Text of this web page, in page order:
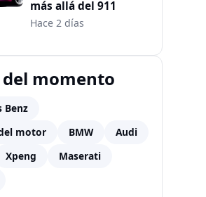
más allá del 911
Hace 2 días
del momento
Benz
motor
BMW
Audi
Xpeng
Maserati